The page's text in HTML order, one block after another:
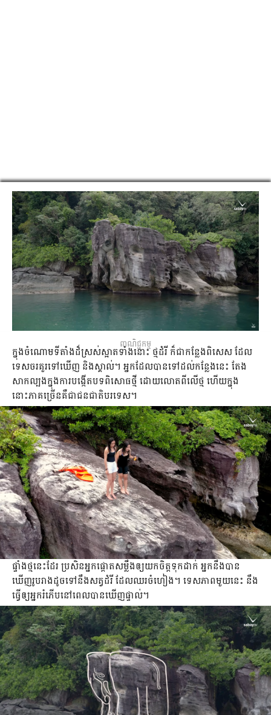
ពាណិជ្ជកម្ម
ក្នុងចំណោមទីតាំងដ៏ស្រស់ស្អាតទាំងនោះ ថ្មដំរី ក៏ជាកន្លែងពិសេស ដែល
ទេសចរគួរទៅឃើញ និងស្គាល់។ អ្នកដែលបាន​ទៅដល់កន្លែង​នេះ តែង
សាកល្បងក្នុងការបង្កើតបទពិសោធថ្មី ដោយលោតពីលើថ្ម ហើយក្នុង
នោះភាគច្រើនគឺជាជនជាតិបរទេស។
ផ្ទាំងថ្មនេះដែរ ប្រសិនអ្នកផ្ដោតសម្លឹងឲ្យយកចិត្តទុកដាក់ អ្នកនឹង​បាន​
ឃើញរូបរាងដូចទៅនឹងសត្វដំរី ដែលឈរចំហៀង។ ទេសភាពមួយនេះ នឹង
ធ្វើឲ្យអ្នករំភើបនៅពេល​បាន​ឃើញផ្ទាល់។